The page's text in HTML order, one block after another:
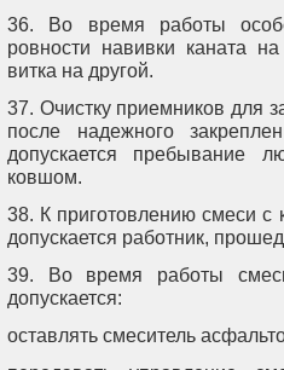
36. Во время работы
ровности навивки каната
витка на другой.
37. Очистку приемников для
после надежного
допускается пребывание
ковшом.
38. К приготовлению смеси
допускается работник,
39. Во время работы
допускается:
оставлять смеситель